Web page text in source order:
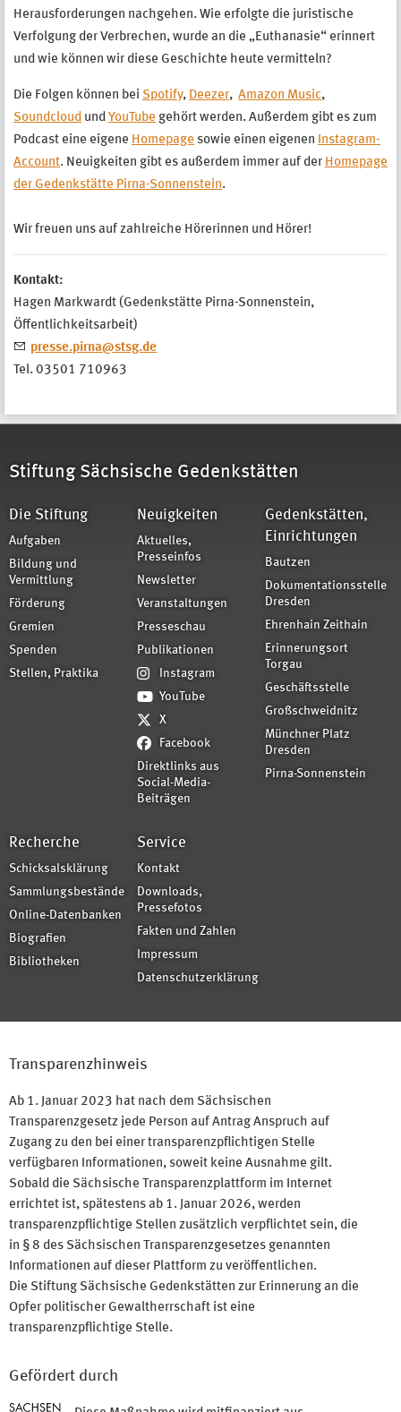
Herausforderungen nachgehen. Wie erfolgte die juristische
Verfolgung der Verbrechen, wurde an die „Euthanasie“ erinnert
und wie können wir diese Geschichte heute vermitteln?
Die Folgen können bei Spotify, Deezer, Amazon Music,
Soundcloud und YouTube gehört werden. Außerdem gibt es zum
Podcast eine eigene Homepage sowie einen eigenen Instagram-
Account. Neuigkeiten gibt es außerdem immer auf der Homepage
der Gedenkstätte Pirna-Sonnenstein.
Wir freuen uns auf zahlreiche Hörerinnen und Hörer!
Kontakt:
Hagen Markwardt (Gedenkstätte Pirna-Sonnenstein,
Öffentlichkeitsarbeit)
presse.pirna@stsg.de
Tel. 03501 710963
Stiftung Sächsische Gedenkstätten
Die Stiftung
Aufgaben
Bildung und
Vermittlung
Förderung
Gremien
Spenden
Stellen, Praktika
Neuigkeiten
Aktuelles,
Presseinfos
Newsletter
Veranstaltungen
Presseschau
Publikationen
Instagram
YouTube
X
Facebook
Direktlinks aus
Social-Media-
Beiträgen
Gedenkstätten,
Einrichtungen
Bautzen
Dokumentationsstelle
Dresden
Ehrenhain Zeithain
Erinnerungsort
Torgau
Geschäftsstelle
Großschweidnitz
Münchner Platz
Dresden
Pirna-Sonnenstein
Recherche
Schicksalsklärung
Sammlungsbestände
Online-Datenbanken
Biografien
Bibliotheken
Service
Kontakt
Downloads,
Pressefotos
Fakten und Zahlen
Impressum
Datenschutzerklärung
Transparenzhinweis
Ab 1. Januar 2023 hat nach dem Sächsischen
Transparenzgesetz jede Person auf Antrag Anspruch auf
Zugang zu den bei einer transparenzpflichtigen Stelle
verfügbaren Informationen, soweit keine Ausnahme gilt.
Sobald die Sächsische Transparenzplattform im Internet
errichtet ist, spätestens ab 1. Januar 2026, werden
transparenzpflichtige Stellen zusätzlich verpflichtet sein, die
in § 8 des Sächsischen Transparenzgesetzes genannten
Informationen auf dieser Plattform zu veröffentlichen.
Die Stiftung Sächsische Gedenkstätten zur Erinnerung an die
Opfer politischer Gewaltherrschaft ist eine
transparenzpflichtige Stelle.
Gefördert durch